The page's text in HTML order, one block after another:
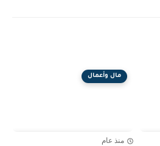
مال وأعمال
منذ عام